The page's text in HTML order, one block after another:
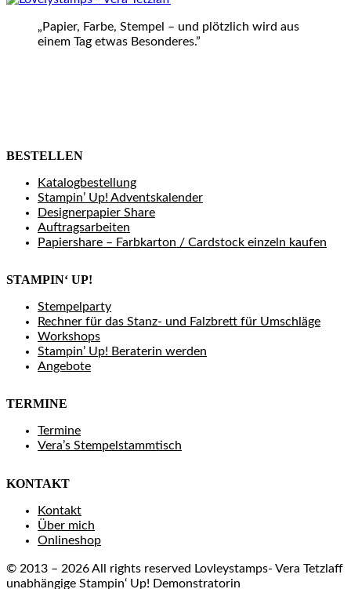
„Papier, Farbe, Stempel – und plötzlich wird aus
einem Tag etwas Besonderes.”
BESTELLEN
Katalogbestellung
Stampin’ Up! Adventskalender
Designerpapier Share
Auftragsarbeiten
Papiershare – Farbkarton / Cardstock einzeln kaufen
STAMPIN‘ UP!
Stempelparty
Rechner für das Stanz- und Falzbrett für Umschläge
Workshops
Stampin’ Up! Beraterin werden
Angebote
TERMINE
Termine
Vera’s Stempelstammtisch
KONTAKT
Kontakt
Über mich
Onlineshop
© 2013 – 2026 All rights reserved Lovleystamps- Vera Tetzlaff
unabhängige Stampin‘ Up! Demonstratorin